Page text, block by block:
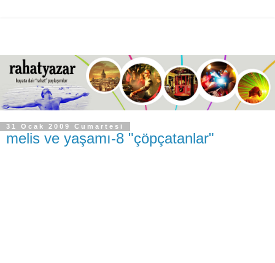
31 Ocak 2009 Cumartesi
melis ve yaşamı-8 "çöpçatanlar"